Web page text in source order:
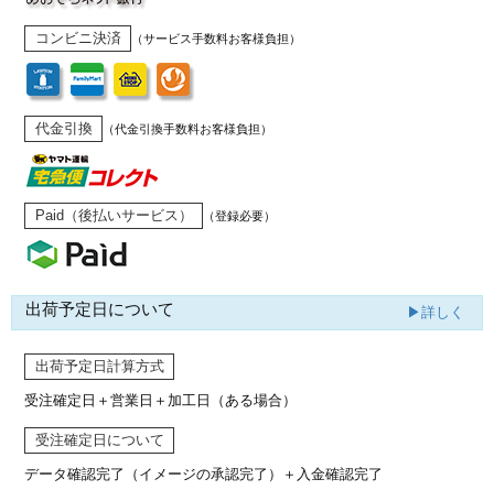
コンビニ決済 （サービス手数料お客様負担）
代金引換 （代金引換手数料お客様負担）
Paid（後払いサービス） （登録必要）
出荷予定日について ▶詳しく
出荷予定日計算方式
受注確定日＋営業日＋加工日（ある場合）
受注確定日について
データ確認完了（イメージの承認完了） ＋入金確認完了